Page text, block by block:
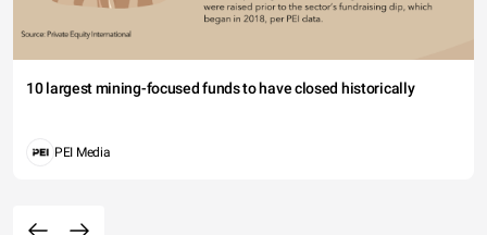
10 largest mining-focused funds to have closed historically
PEI Media